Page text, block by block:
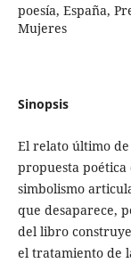
poesía, España,
Mujeres
Sinopsis
El relato último
propuesta poética
simbolismo
que desaparece,
del libro
el tratamiento de